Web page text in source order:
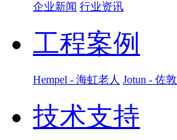
企业新闻 行业资讯
工程案例
Hempel - 海虹老人 Jotun - 佐敦
技术支持